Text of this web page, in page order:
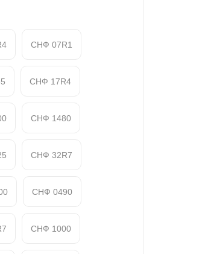
СНФ 07R1
СНФ 17R4
СНФ 1480
СНФ 32R7
СНФ 0490
СНФ 1000